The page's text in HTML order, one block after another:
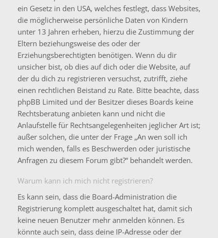
ein Gesetz in den USA, welches festlegt, dass Websites,
die möglicherweise persönliche Daten von Kindern
unter 13 Jahren erheben, hierzu die Zustimmung der
Eltern beziehungsweise des oder der
Erziehungsberechtigten benötigen. Wenn du dir
unsicher bist, ob dies auf dich oder die Website, auf
der du dich zu registrieren versuchst, zutrifft, ziehe
einen rechtlichen Beistand zu Rate. Bitte beachte, dass
phpBB Limited und der Besitzer dieses Boards keine
Rechtsberatung anbieten kann und nicht die
Anlaufstelle für Rechtsangelegenheiten jeglicher Art ist;
außer solchen, die unter der Frage „An wen soll ich
mich wenden, falls es Beschwerden oder juristische
Anfragen zu diesem Forum gibt?“ behandelt werden.
Warum kann ich mich nicht registrieren?
Es kann sein, dass die Board-Administration die
Registrierung komplett ausgeschaltet hat, damit sich
keine neuen Benutzer mehr anmelden können. Es
könnte auch sein, dass deine IP-Adresse oder der